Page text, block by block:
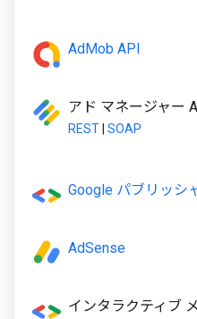
AdMob API
アド マネージャー
REST SOAP
Google パブリッシ
AdSense
インタラクティブ